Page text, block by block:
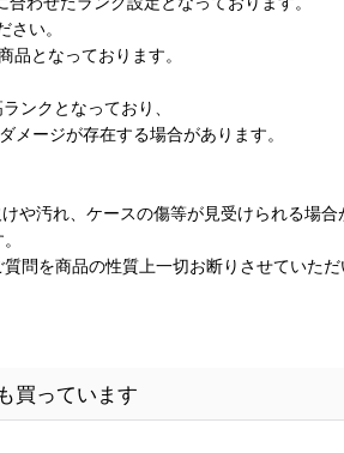
さい。
品となっております。
ンクとなっており、
メージが存在する場合があります。
や汚れ、ケースの傷等が見受けられる場合
問を商品の性質上一切お断りさせていただ
買っています